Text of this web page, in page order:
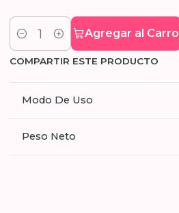
Cantidad
Agregar al Carro
COMPARTIR ESTE PRODUCTO
Modo De Uso
Peso Neto